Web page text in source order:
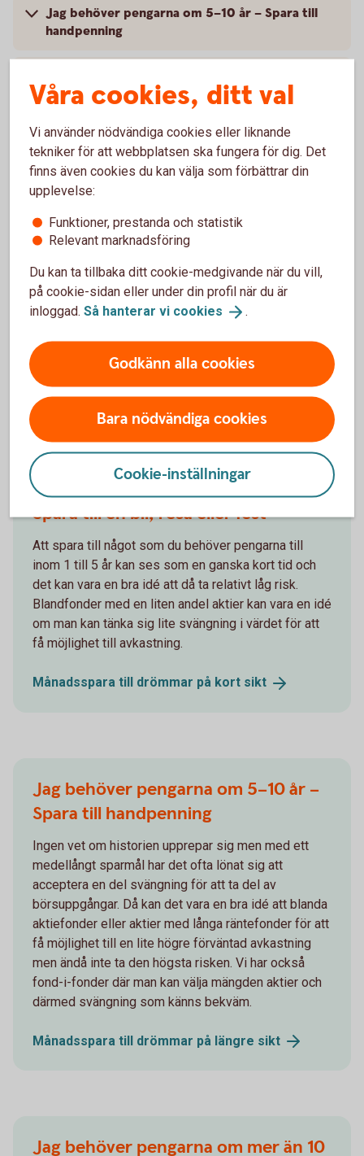
Jag behöver pengarna om 5–10 år – Spara till
handpenning
till pension eller barn
Jag behöver pengarna om 1-2 år –
Spara till buffert
För att klara oplanerade utgifter som ett
tandläkarbesök eller en trasig diskmaskin är det bra
att ha en buffert, gärna två månadslöner efter skatt.
Eftersom du kan behöva pengarna snabbt bör du ta
en låg risk när du sparar till buffet. Det smidigaste är
att spara på ett konto.
Månadsspara till
Jag behöver pengarna om 1–4 år –
Spara till en bil, resa eller fest
Att spara till något som du behöver pengarna till
inom 1 till 5 år kan ses som en ganska kort tid och
det kan vara en bra idé att då ta relativt låg risk.
Blandfonder med en liten andel aktier kan vara en idé
om man kan tänka sig lite svängning i värdet för att
få möjlighet till avkastning.
Månadsspara till drömmar på kort sikt
Jag behöver pengarna om 5–10 år –
Spara till handpenning
Ingen vet om historien upprepar sig men med ett
medellångt sparmål har det ofta lönat sig att
acceptera en del svängning för att ta del av
börsuppgångar. Då kan det vara en bra idé att blanda
aktiefonder eller aktier med långa räntefonder för att
få möjlighet till en lite högre förväntad avkastning
men ändå inte ta den högsta risken. Vi har också
fond-i-fonder där man kan välja mängden aktier och
därmed svängning som känns bekväm.
Månadsspara till drömmar på längre sikt
Jag behöver pengarna om mer än 10
Våra cookies, ditt val
Vi använder nödvändiga cookies eller liknande
tekniker för att webbplatsen ska fungera för dig. Det
finns även cookies du kan välja som förbättrar din
upplevelse:
Funktioner, prestanda och statistik
Relevant marknadsföring
Du kan ta tillbaka ditt cookie-medgivande när du vill,
på cookie-sidan eller under din profil när du är
inloggad. Så hanterar vi cookies .
Godkänn alla cookies
Bara nödvändiga cookies
Cookie-inställningar